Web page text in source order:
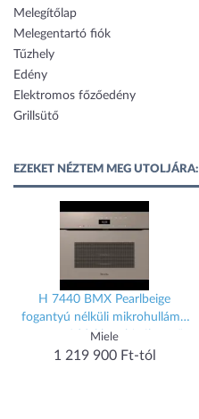
Melegítőlap
Melegentartó fiók
Tűzhely
Edény
Elektromos főzőedény
Grillsütő
EZEKET NÉZTEM MEG UTOLJÁRA:
H 7440 BMX Pearlbeige
fogantyú nélküli mikrohullámú
üzemmóddal kombinált sütő
Miele
1 219 900 Ft-tól